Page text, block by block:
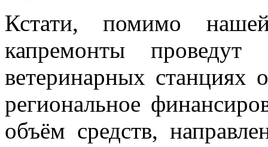
Кстати, помимо
капремонты
ветеринарных станциях
региональное
объём средств,